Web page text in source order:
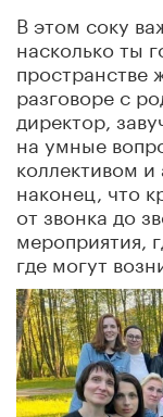
В этом соку
насколько ты
пространстве
разговоре с
директор,
на умные
коллективом
наконец, что
от звонка до
мероприятия,
где могут